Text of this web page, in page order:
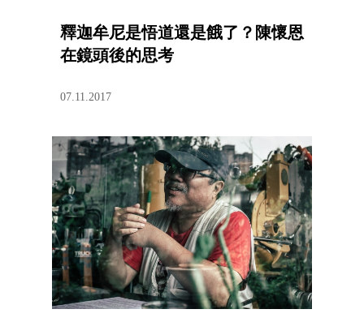
釋迦牟尼是悟道還是餓了？陳懷恩
在鏡頭後的思考
07.11.2017